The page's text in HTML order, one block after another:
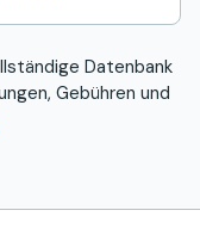
Datenbank
Gebühren und